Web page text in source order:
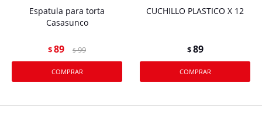
Espatula para torta
Casasunco
$89 $ 99
CUCHILLO PLASTICO X 12
$89